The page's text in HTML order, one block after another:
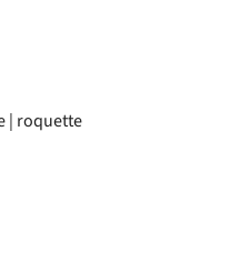
| roquette